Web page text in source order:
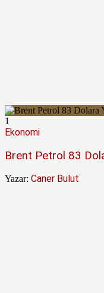
1
Ekonomi
Brent Petrol 83
Yazar: Caner Bulut